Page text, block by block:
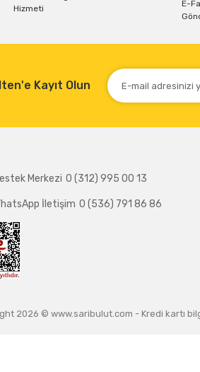
Hizmeti
E-
Kayıt Olun
Merkezi 0 (312) 995 00 13
İletişim 0 (536) 791 86 86
2026 © www.saribulut.com - Kredi kartı